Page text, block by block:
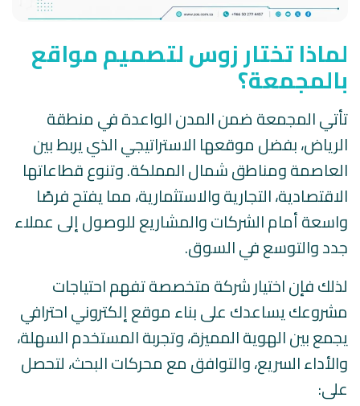
لماذا تختار زوس لتصميم مواقع
بالمجمعة؟
تأتي المجمعة ضمن المدن الواعدة في منطقة
الرياض، بفضل موقعها الاستراتيجي الذي يربط بين
العاصمة ومناطق شمال المملكة. وتنوع قطاعاتها
الاقتصادية، التجارية والاستثمارية، مما يفتح فرصًا
واسعة أمام الشركات والمشاريع للوصول إلى عملاء
جدد والتوسع في السوق.
لذلك فإن اختيار شركة متخصصة تفهم احتياجات
مشروعك يساعدك على بناء موقع إلكتروني احترافي
يجمع بين الهوية المميزة، وتجربة المستخدم السهلة،
والأداء السريع، والتوافق مع محركات البحث، لتحصل
على: